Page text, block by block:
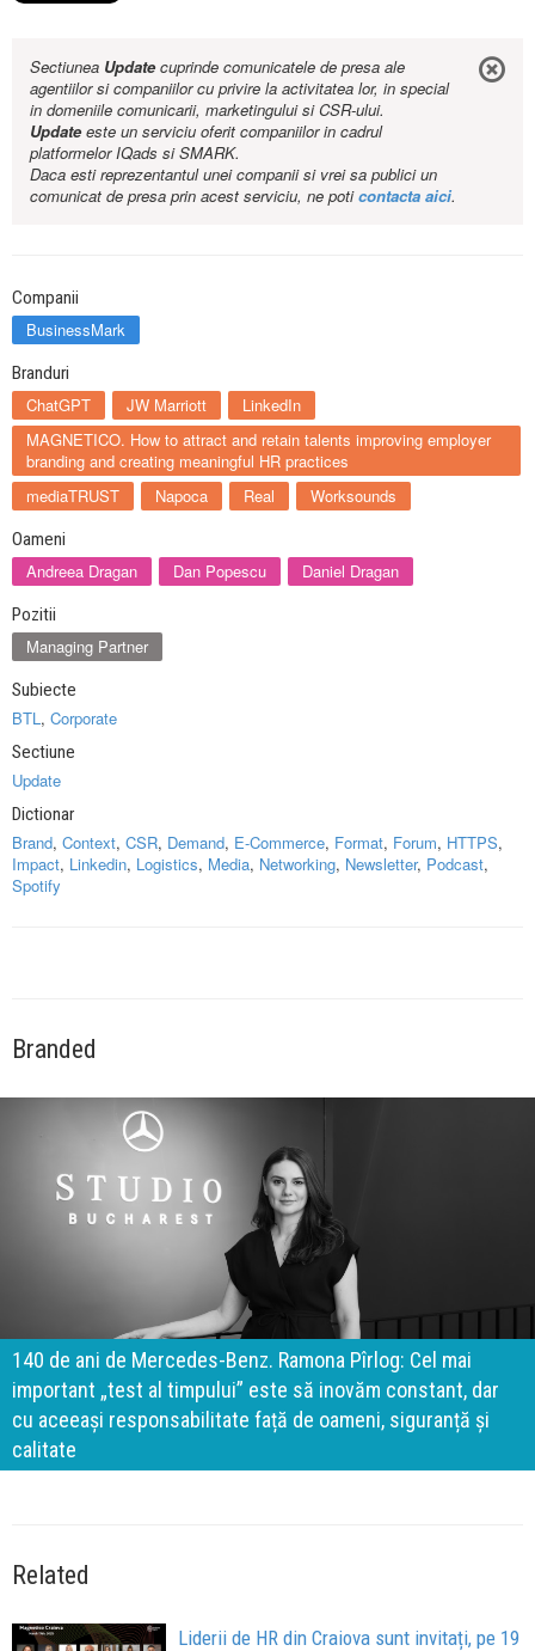
Sectiunea Updatecuprinde comunicatele de presa ale
agentiilor si companiilor cu privire la activitatea lor, in special
in domeniile comunicarii, marketingului si CSR-ului.
Updateeste un serviciu oferit companiilor in cadrul
platformelor IQads si SMARK.
Daca esti reprezentantul unei companii si vrei sa publici un
comunicat de presa prin acest serviciu, ne poticontacta aici.
Companii
BusinessMark
Branduri
ChatGPT JW Marriott
LinkedIn
MAGNETICO. How to attract and retain talents improving employer
branding and creating meaningful HR practices
mediaTRUST
Napoca Real Worksounds
Oameni
Andreea Dragan Dan Popescu Daniel Dragan
Pozitii
Managing Partner
Subiecte
BTL, Corporate
Sectiune
Update
Dictionar
Brand, Context, CSR, Demand, E-Commerce, Format, Forum, HTTPS,
Impact, Linkedin, Logistics, Media, Networking, Newsletter, Podcast,
Spotify
Branded
140 de ani de Mercedes-Benz. Ramona Pîrlog: Cel mai
important „test al timpului” este să inovăm constant, dar
cu aceeași responsabilitate față de oameni, siguranță și
calitate
Related
Liderii de HR din Craiova sunt invitați, pe 19